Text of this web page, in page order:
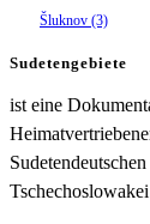
Šluknov (3)
Sudetengebiete
ist eine